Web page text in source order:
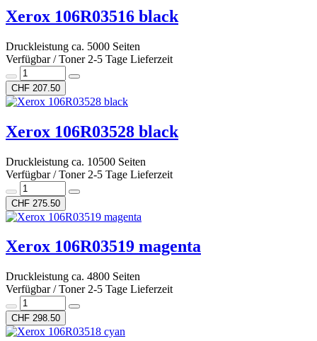
Xerox 106R03516 black
Druckleistung ca. 5000 Seiten
Verfügbar / Toner 2-5 Tage Lieferzeit
CHF 207.50
Xerox 106R03528 black
Druckleistung ca. 10500 Seiten
Verfügbar / Toner 2-5 Tage Lieferzeit
CHF 275.50
Xerox 106R03519 magenta
Druckleistung ca. 4800 Seiten
Verfügbar / Toner 2-5 Tage Lieferzeit
CHF 298.50